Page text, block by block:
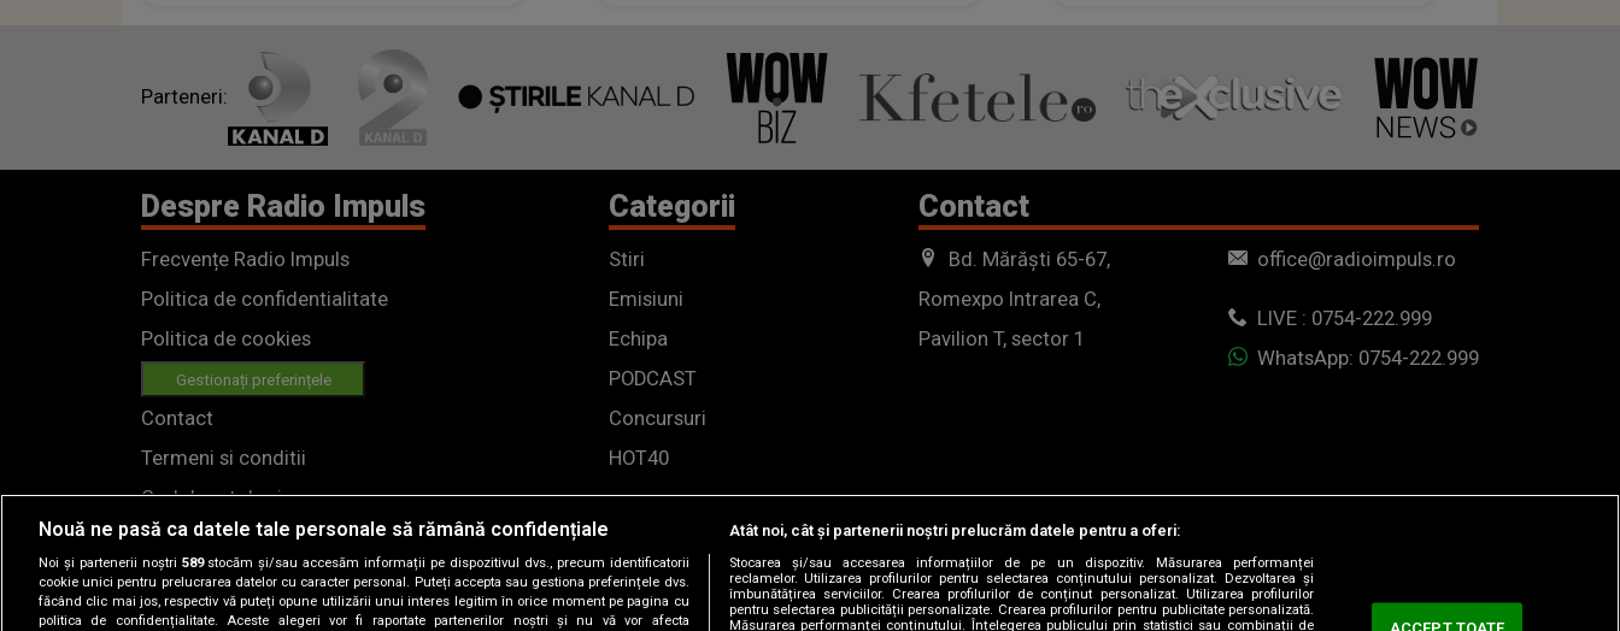
Parteneri:
Despre Radio Impuls
Frecvențe Radio Impuls
Politica de confidentialitate
Politica de cookies
Gestionați preferințele
Contact
Termeni si conditii
Cod deontologic
Regulamente
Categorii
Stiri
Emisiuni
Echipa
PODCAST
Concursuri
HOT40
Contact
Bd. Mărăști 65-67,
Romexpo Intrarea C,
Pavilion T, sector 1
office@radioimpuls.ro
LIVE : 0754-222.999
WhatsApp: 0754-222.999
Nouă ne pasă ca datele tale personale să rămână confidențiale
Noi și partenerii noștri 589stocăm și/sau accesăm informații pe dispozitivul dvs., precum identificatorii
cookie unici pentru prelucrarea datelor cu caracter personal. Puteți accepta sau gestiona preferințele dvs.
făcând clic mai jos, respectiv vă puteți opune utilizării unui interes legitim în orice moment pe pagina cu
politica de confidențialitate. Aceste alegeri vor fi raportate partenerilor noștri și nu vă vor afecta
Atât noi, cât și partenerii noștri prelucrăm datele pentru a oferi:
Stocarea și/sau accesarea informațiilor de pe un dispozitiv. Măsurarea performanței
reclamelor. Utilizarea profilurilor pentru selectarea conținutului personalizat. Dezvoltarea și
îmbunătățirea serviciilor. Crearea profilurilor de conținut personalizat. Utilizarea profilurilor
pentru selectarea publicității personalizate. Crearea profilurilor pentru publicitate personalizată.
Măsurarea performanței conținutului. Înțelegerea publicului prin statistici sau combinații de